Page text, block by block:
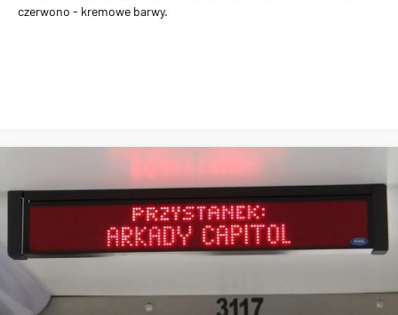
czerwono - kremowe barwy.